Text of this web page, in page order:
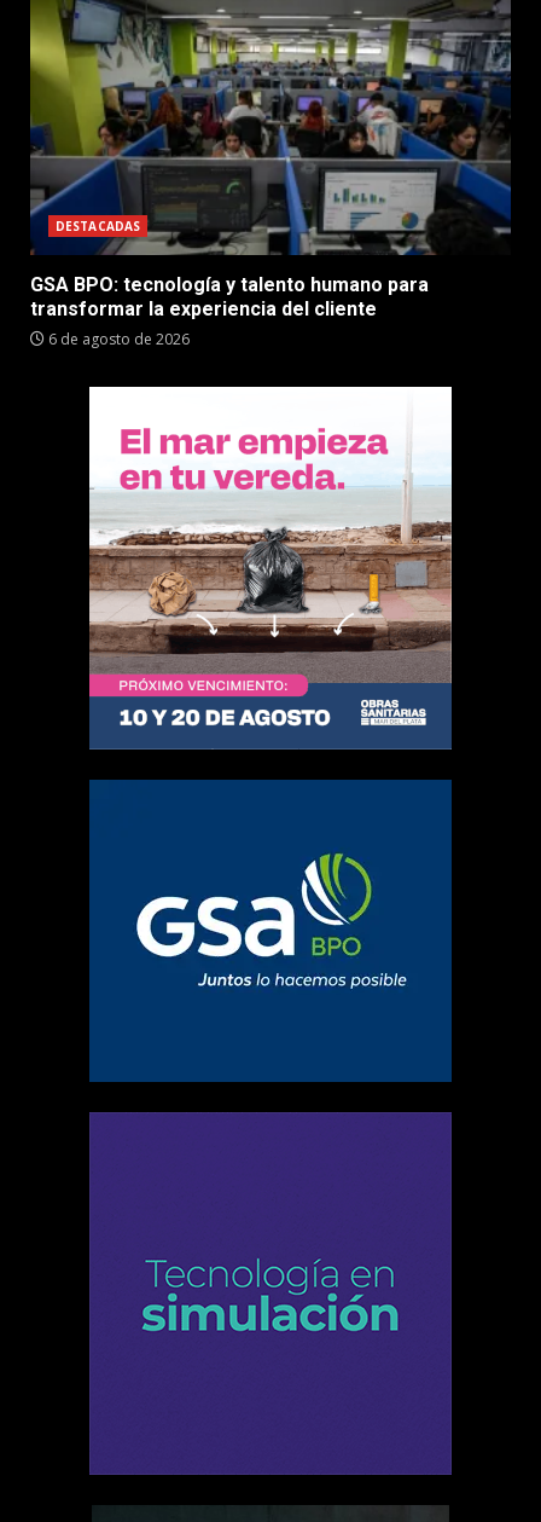
DESTACADAS
GSA BPO: tecnología y talento humano para
transformar la experiencia del cliente
6 de agosto de 2026